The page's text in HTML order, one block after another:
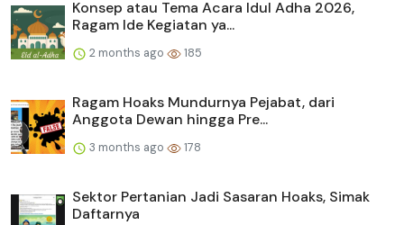
Konsep atau Tema Acara Idul Adha 2026,
Ragam Ide Kegiatan ya...
2 months ago 185
Ragam Hoaks Mundurnya Pejabat, dari
Anggota Dewan hingga Pre...
3 months ago 178
Sektor Pertanian Jadi Sasaran Hoaks, Simak
Daftarnya